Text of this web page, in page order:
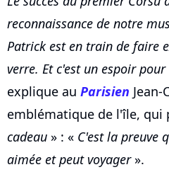
reconnaissance de notre
Patrick est en train de faire
verre. Et c'est un espoir
explique au Parisien Jean-
emblématique de l'île, qui
cadeau » : « C'est la preuve
aimée et peut voyager».